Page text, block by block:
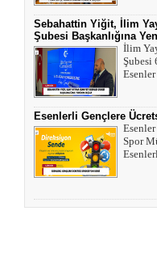
HAYVAN
AV. SEDAT
YENİ PARTİ
Statükonun
HAMZA
"DİRİ DİRİ
KIZA,HANGİ
ZAMAN..."
Sebahattin Yiğit, İlim
Şubesi Başkanlığına
İlim
Şubesi
Esenlerli Gençlere
Spor